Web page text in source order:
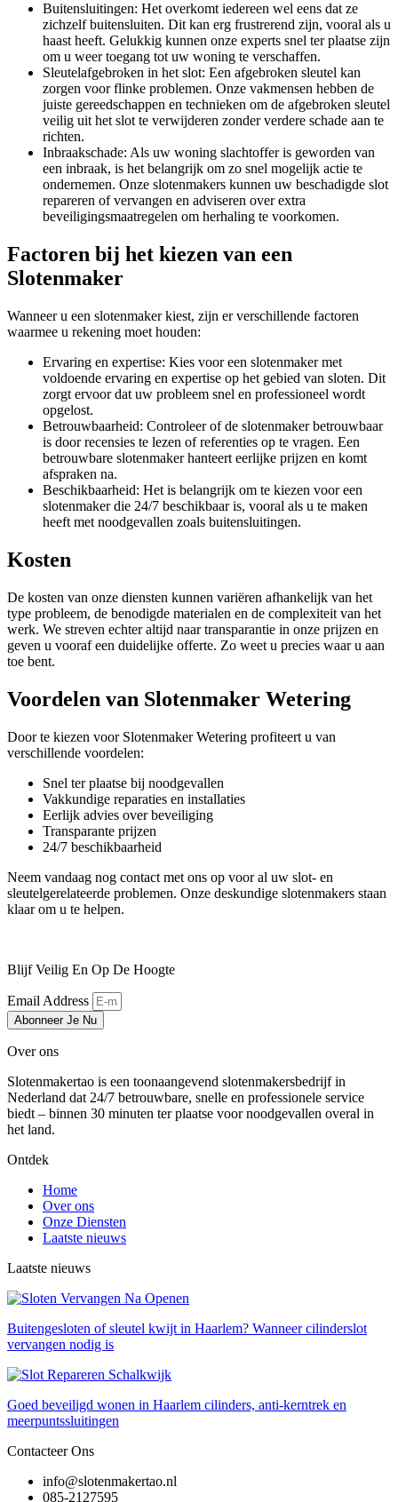
Buitensluitingen: Het overkomt iedereen wel eens dat ze
zichzelf buitensluiten. Dit kan erg frustrerend zijn, vooral als u
haast heeft. Gelukkig kunnen onze experts snel ter plaatse zijn
om u weer toegang tot uw woning te verschaffen.
Sleutelafgebroken in het slot: Een afgebroken sleutel kan
zorgen voor flinke problemen. Onze vakmensen hebben de
juiste gereedschappen en technieken om de afgebroken sleutel
veilig uit het slot te verwijderen zonder verdere schade aan te
richten.
Inbraakschade: Als uw woning slachtoffer is geworden van
een inbraak, is het belangrijk om zo snel mogelijk actie te
ondernemen. Onze slotenmakers kunnen uw beschadigde slot
repareren of vervangen en adviseren over extra
beveiligingsmaatregelen om herhaling te voorkomen.
Factoren bij het kiezen van een
Slotenmaker
Wanneer u een slotenmaker kiest, zijn er verschillende factoren
waarmee u rekening moet houden:
Ervaring en expertise: Kies voor een slotenmaker met
voldoende ervaring en expertise op het gebied van sloten. Dit
zorgt ervoor dat uw probleem snel en professioneel wordt
opgelost.
Betrouwbaarheid: Controleer of de slotenmaker betrouwbaar
is door recensies te lezen of referenties op te vragen. Een
betrouwbare slotenmaker hanteert eerlijke prijzen en komt
afspraken na.
Beschikbaarheid: Het is belangrijk om te kiezen voor een
slotenmaker die 24/7 beschikbaar is, vooral als u te maken
heeft met noodgevallen zoals buitensluitingen.
Kosten
De kosten van onze diensten kunnen variëren afhankelijk van het
type probleem, de benodigde materialen en de complexiteit van het
werk. We streven echter altijd naar transparantie in onze prijzen en
geven u vooraf een duidelijke offerte. Zo weet u precies waar u aan
toe bent.
Voordelen van Slotenmaker Wetering
Door te kiezen voor Slotenmaker Wetering profiteert u van
verschillende voordelen:
Snel ter plaatse bij noodgevallen
Vakkundige reparaties en installaties
Eerlijk advies over beveiliging
Transparante prijzen
24/7 beschikbaarheid
Neem vandaag nog contact met ons op voor al uw slot- en
sleutelgerelateerde problemen. Onze deskundige slotenmakers staan
klaar om u te helpen.
Blijf Veilig En Op De Hoogte
Email Address
Abonneer Je Nu
Over ons
Slotenmakertao is een toonaangevend slotenmakersbedrijf in
Nederland dat 24/7 betrouwbare, snelle en professionele service
biedt – binnen 30 minuten ter plaatse voor noodgevallen overal in
het land.
Ontdek
Home
Over ons
Onze Diensten
Laatste nieuws
Laatste nieuws
Buitengesloten of sleutel kwijt in Haarlem? Wanneer cilinderslot
vervangen nodig is
Goed beveiligd wonen in Haarlem cilinders, anti-kerntrek en
meerpuntssluitingen
Contacteer Ons
info@slotenmakertao.nl
085-2127595